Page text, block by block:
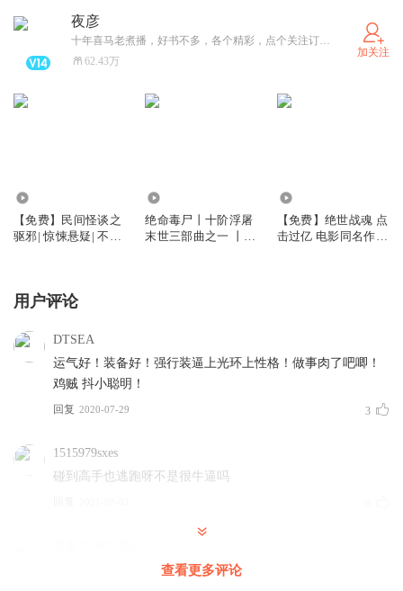
夜彦
十年喜马老煮播，好书不多，各个精彩，点个关注订阅吧铁汁~~~ 要加粉丝群的私聊我
62.43万
加关注
【免费】民间怪谈之
驱邪| 惊悚悬疑| 不好
绝命毒尸丨十阶浮屠
末世三部曲之一 丨丧
【免费】绝世战魂 点
击过亿 电影同名作品
用户评论
DTSEA
运气好！装备好！强行装逼上光环上性格！做事肉了吧唧！
鸡贼 抖小聪明！
回复 2020-07-29 3
1515979sxes
碰到高手也逃跑呀不是很牛逼吗
不是渡劫的时候 忘了以前的功法ma 怎么 红尘变身术没忘啊
查看更多评论